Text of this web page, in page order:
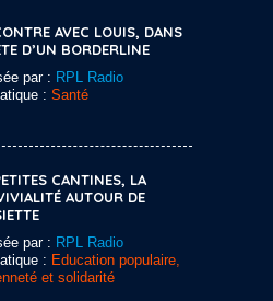
AVEC LOUIS, DANS
D’UN BORDERLINE
par : RPL Radio
: Santé
CANTINES, LA
AUTOUR DE
par : RPL Radio
: Education populaire,
et solidarité